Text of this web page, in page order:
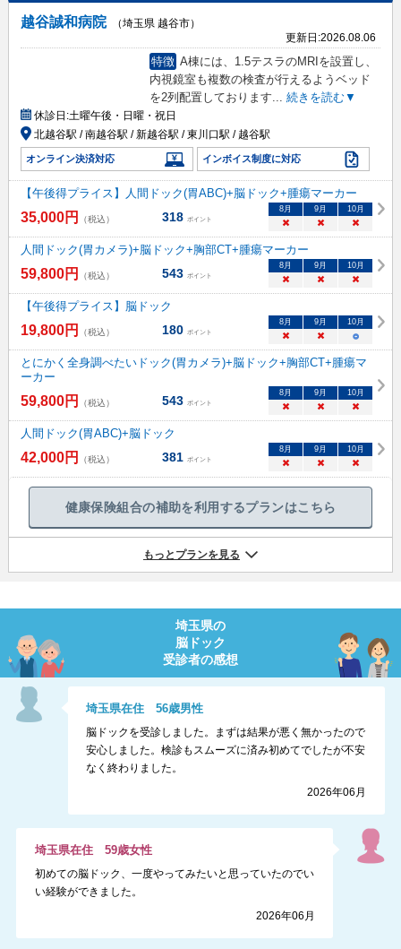
越谷誠和病院
（埼玉県 越谷市）
更新日:2026.08.06
特徴 A棟には、1.5テスラのMRIを設置し、
内視鏡室も複数の検査が行えるようベッド
を2列配置しております... 続きを読む▼
休診日:土曜午後・日曜・祝日
北越谷駅 / 南越谷駅 / 新越谷駅 / 東川口駅 / 越谷駅
オンライン決済対応 インボイス制度に対応
【午後得プライス】人間ドック(胃ABC)+脳ドック+腫瘍マーカー
35,000円 （税込） 318 ポイント
8月 9月 10月
× × ×
人間ドック(胃カメラ)+脳ドック+胸部CT+腫瘍マーカー
59,800円 （税込） 543 ポイント
8月 9月 10月
× × ×
【午後得プライス】脳ドック
19,800円 （税込） 180 ポイント
8月 9月 10月
× × ○
とにかく全身調べたいドック(胃カメラ)+脳ドック+胸部CT+腫瘍マ
ーカー
59,800円 （税込） 543 ポイント
8月 9月 10月
× × ×
人間ドック(胃ABC)+脳ドック
42,000円 （税込） 381 ポイント
8月 9月 10月
× × ×
健康保険組合の補助を利用するプランはこちら
もっとプランを見る
埼玉県の
脳ドック
受診者の感想
埼玉県在住56歳男性
脳ドックを受診しました。まずは結果が悪く無かったので
安心しました。検診もスムーズに済み初めてでしたが不安
なく終わりました。
2026年06月
埼玉県在住 59歳女性
初めての脳ドック、一度やってみたいと思っていたのでい
い経験ができました。
2026年06月